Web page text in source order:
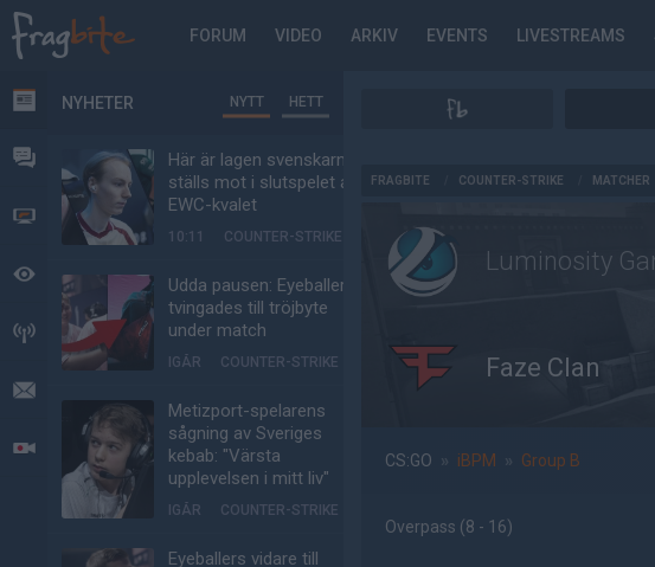
FORUM VIDEO ARKIV EVENTS LIVESTREAMS
NYHETER
FORUM
VIDEO
BEVAKAT
HÄNDELSER
LIVESÄNDNINGAR
NYHETER NYTT HETT
Här är lagen svenskarna
ställs mot i slutspelet av
EWC-kvalet
10:11 COUNTER-STRIKE
Udda pausen: Eyeballers
tvingades till tröjbyte
under match
IGÅR COUNTER-STRIKE
Metizport-spelarens
sågning av Sveriges
kebab: "Värsta
upplevelsen i mitt liv"
IGÅR COUNTER-STRIKE
Eyeballers vidare till
FRAGBITE COUNTER-STRIKE MATCHER
Luminosity
Faze Clan
CS:GO » iBPM » Group B
Overpass (8 - 16)